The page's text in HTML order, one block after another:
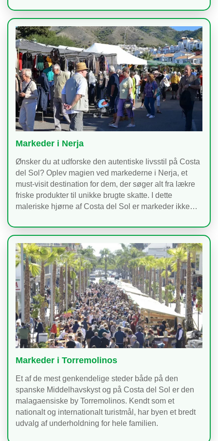
Markeder i Nerja
Ønsker du at udforske den autentiske livsstil på Costa
del Sol? Oplev magien ved markederne i Nerja, et
must-visit destination for dem, der søger alt fra lækre
friske produkter til unikke brugte skatte. I dette
maleriske hjørne af Costa del Sol er markeder ikke…
Markeder i Torremolinos
Et af de mest genkendelige steder både på den
spanske Middelhavskyst og på Costa del Sol er den
malagaensiske by Torremolinos. Kendt som et
nationalt og internationalt turistmål, har byen et bredt
udvalg af underholdning for hele familien.